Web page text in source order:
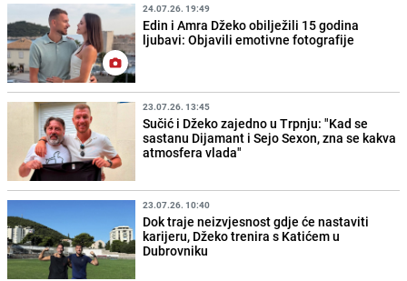
24.07.26. 19:49
Edin i Amra Džeko obilježili 15 godina
ljubavi: Objavili emotivne fotografije
23.07.26. 13:45
Sučić i Džeko zajedno u Trpnju: "Kad se
sastanu Dijamant i Sejo Sexon, zna se kakva
atmosfera vlada"
23.07.26. 10:40
Dok traje neizvjesnost gdje će nastaviti
karijeru, Džeko trenira s Katićem u
Dubrovniku